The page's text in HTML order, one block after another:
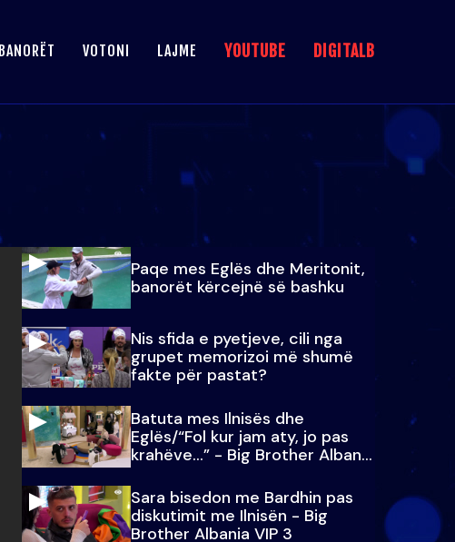
BANORËT VOTONI LAJME YOUTUBE DIGITALB
Paqe mes Eglës dhe Meritonit,
banorët kërcejnë së bashku
Nis sfida e pyetjeve, cili nga
grupet memorizoi më shumë
fakte për pastat?
Batuta mes Ilnisës dhe
Eglës/“Fol kur jam aty, jo pas
krahëve…” - Big Brother Albania
VIP 3
Sara bisedon me Bardhin pas
diskutimit me Ilnisën - Big
Brother Albania VIP 3